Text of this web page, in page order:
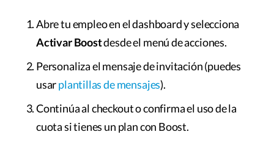
Abre tu empleo en el dashboard y selecciona
Activar Boostdesde el menú de acciones.
Personaliza el mensaje de invitación (puedes
usarplantillas de mensajes).
Continúa al checkout o confirma el uso de la
cuota si tienes un plan con Boost.